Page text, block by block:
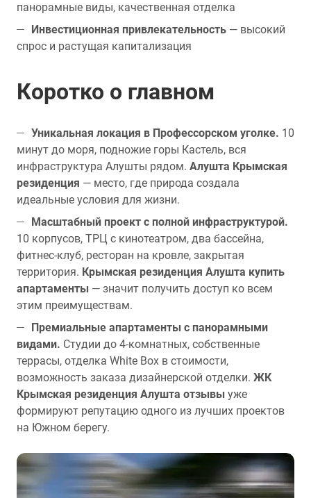
панорамные виды, качественная отделка
Инвестиционная привлекательность — высокий
спрос и растущая капитализация
Коротко о главном
Уникальная локация в Профессорском уголке. 10
минут до моря, подножие горы Кастель, вся
инфраструктура Алушты рядом. Алушта Крымская
резиденция — место, где природа создала
идеальные условия для жизни.
Масштабный проект с полной инфраструктурой.
10 корпусов, ТРЦ с кинотеатром, два бассейна,
фитнес-клуб, ресторан на кровле, закрытая
территория. Крымская резиденция Алушта купить
апартаменты — значит получить доступ ко всем
этим преимуществам.
Премиальные апартаменты с панорамными
видами. Студии до 4-комнатных, собственные
террасы, отделка White Box в стоимости,
возможность заказа дизайнерской отделки. ЖК
Крымская резиденция Алушта отзывы уже
формируют репутацию одного из лучших проектов
на Южном берегу.